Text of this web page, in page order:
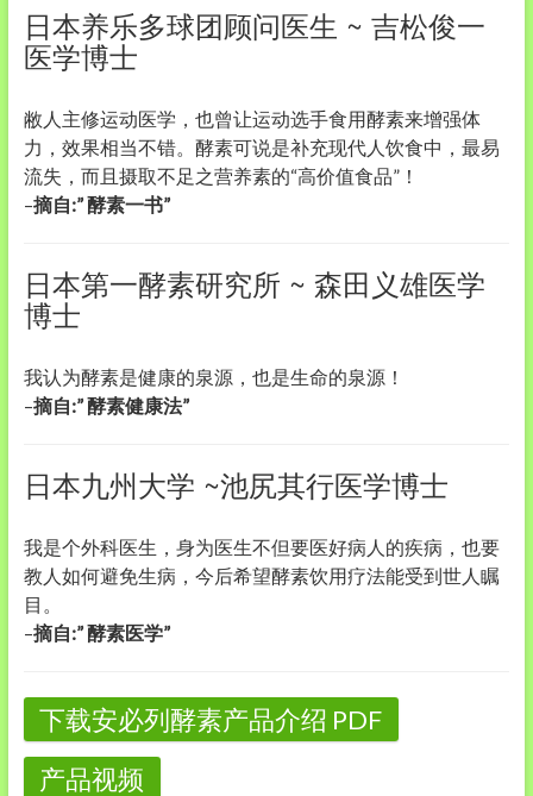
日本养乐多球团顾问医生 ~ 吉松俊一
医学博士
敝人主修运动医学，也曾让运动选手食用酵素来增强体
力，效果相当不错。酵素可说是补充现代人饮食中，最易
流失，而且摄取不足之营养素的“高价值食品”！
–摘自:” 酵素一书”
日本第一酵素研究所 ~ 森田义雄医学
博士
我认为酵素是健康的泉源，也是生命的泉源！
–摘自:” 酵素健康法”
日本九州大学 ~池尻其行医学博士
我是个外科医生，身为医生不但要医好病人的疾病，也要
教人如何避免生病，今后希望酵素饮用疗法能受到世人瞩
目。
–摘自:” 酵素医学”
下载安必列酵素产品介绍 PDF
产品视频